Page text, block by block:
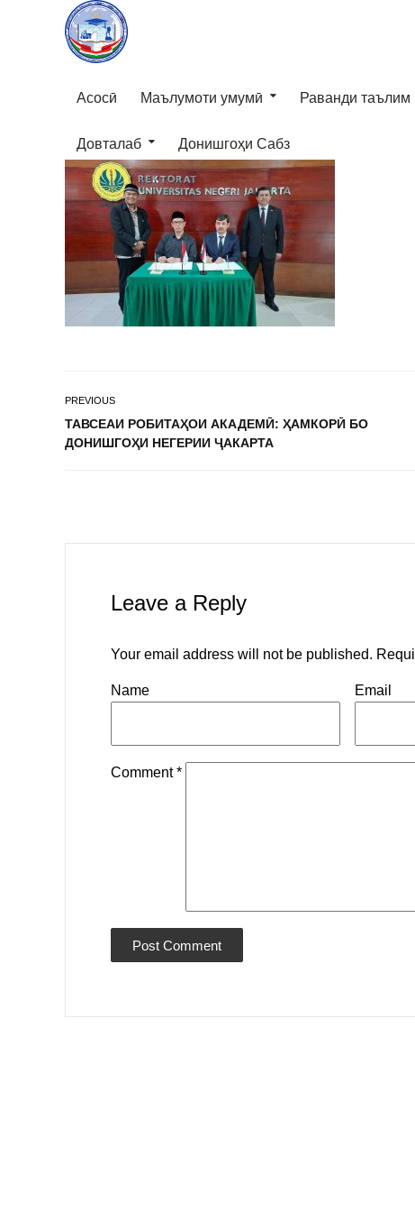
Асосӣ Маълумоти умумӣ Раванди таълим
Довталаб Донишгоҳи Сабз
PREVIOUS
ТАВСЕАИ РОБИТАҲОИ АКАДЕМӢ: ҲАМКОРӢ БО
ДОНИШГОҲИ НЕГЕРИИ ҶАКАРТА
Leave a Reply
Your email address will not be published.
Name Email
Comment*